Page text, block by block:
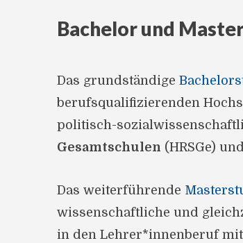
Bachelor und
Das grundständige
berufsqualifizierenden
politisch-
Gesamtschulen (HRSGe) und
Das weiterführende
wissenschaftliche und
in den Lehrer*innenberuf